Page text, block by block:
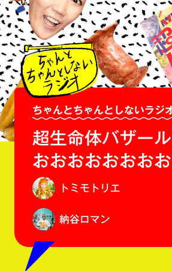
ちゃんとちゃんとしないラジ
超生命体バザー
おおおおおおお
トミモトリエ
納谷ロマン